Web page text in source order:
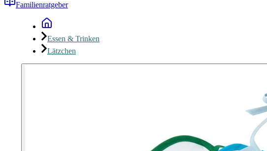
Familienratgeber
Essen & Trinken
Lätzchen